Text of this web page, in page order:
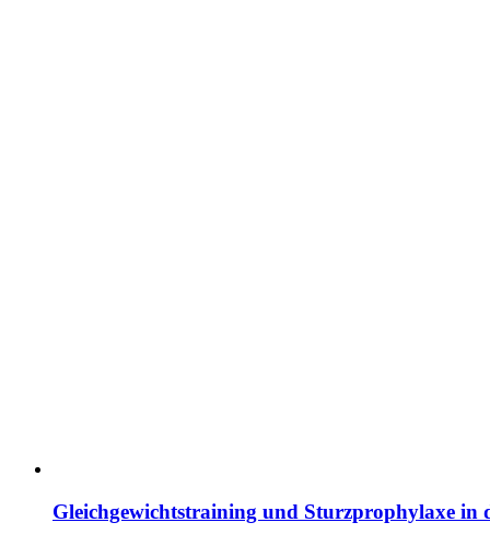
Gleichgewichtstraining und Sturzprophylaxe in